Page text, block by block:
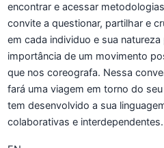
encontrar e acessar
convite a questionar, partilhar e
em cada individuo e sua
importância de um movimento
que nos coreografa. Nessa
fará uma viagem em torno do
tem desenvolvido a sua
colaborativas e interdependentes.